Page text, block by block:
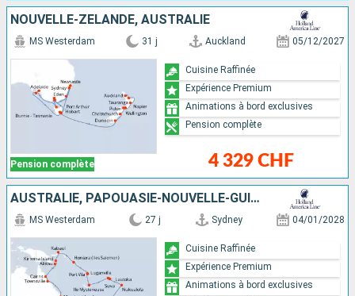
NOUVELLE-ZÉLANDE, AUSTRALIE
Pension complète
MS Westerdam 31 j Auckland 05/12/2027
4 329 CHF
Cuisine Raffinée
Expérience Premium
Animations à bord exclusives
Pension complète
AUSTRALIE, PAPOUASIE-NOUVELLE-GUINÉE, VANUATU, FIDJI (ÎLES), TONGA, NOUVELLE-ZÉLANDE
MS Westerdam 27 j Sydney 04/01/2028
Cuisine Raffinée
Expérience Premium
Animations à bord exclusives